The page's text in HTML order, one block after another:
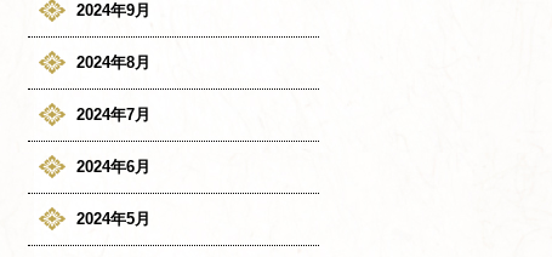
2024年9月
2024年8月
2024年7月
2024年6月
2024年5月